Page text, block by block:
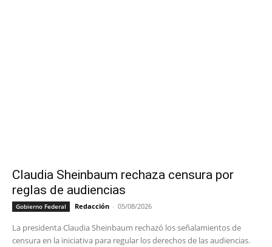
Claudia Sheinbaum rechaza censura por
reglas de audiencias
Gobierno Federal Redacción - 05/08/2026
La presidenta Claudia Sheinbaum rechazó los señalamientos de
censura en la iniciativa para regular los derechos de las audiencias.